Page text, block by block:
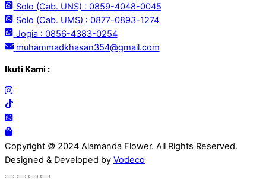
Solo (Cab. UNS) : 0859-4048-0045
Solo (Cab. UMS) : 0877-0893-1274
Jogja : 0856-4383-0254
muhammadkhasan354@gmail.com
Ikuti Kami :
Copyright © 2024 Alamanda Flower. All Rights Reserved.
Designed & Developed by Vodeco